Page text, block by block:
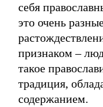
себя
это очень
признаком –
такое
традиция,
содержанием.